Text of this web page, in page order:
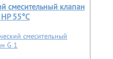
смесительный клапан
55°С